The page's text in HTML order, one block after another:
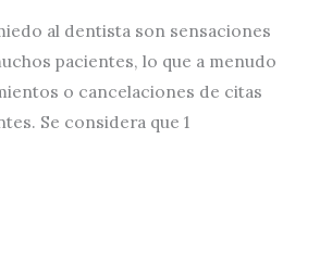
al dentista son sensaciones
pacientes, lo que a menudo
o cancelaciones de citas
Se considera que 1